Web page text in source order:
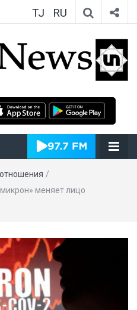
TJ RU
ИмрӯзNews
/
меняет лицо